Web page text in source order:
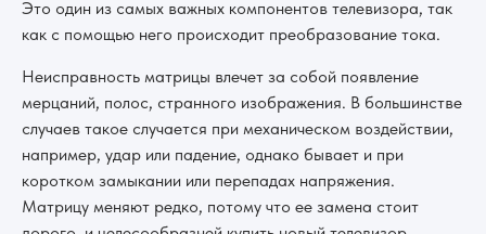
Это один из самых важных компонентов телевизора, так
как с помощью него происходит преобразование тока.
Неисправность матрицы влечет за собой появление
мерцаний, полос, странного изображения. В большинстве
случаев такое случается при механическом воздействии,
например, удар или падение, однако бывает и при
коротком замыкании или перепадах напряжения.
Матрицу меняют редко, потому что ее замена стоит